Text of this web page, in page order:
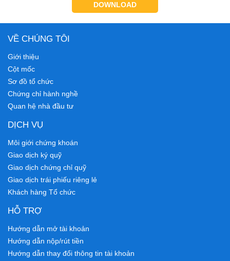
DOWNLOAD
VỀ CHÚNG TÔI
Giới thiệu
Cột mốc
Sơ đồ tổ chức
Chứng chỉ hành nghề
Quan hệ nhà đầu tư
DỊCH VỤ
Môi giới chứng khoán
Giao dịch ký quỹ
Giao dịch chứng chỉ quỹ
Giao dịch trái phiếu riêng lẻ
Khách hàng Tổ chức
HỖ TRỢ
Hướng dẫn mở tài khoản
Hướng dẫn nộp/rút tiền
Hướng dẫn thay đổi thông tin tài khoản